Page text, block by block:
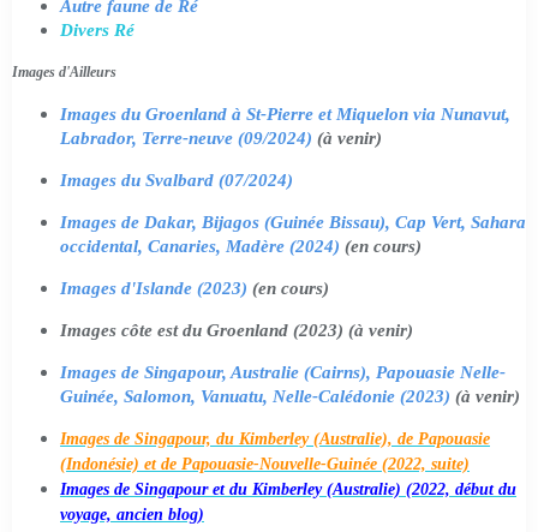
Autre faune de Ré
Divers Ré
Images d'Ailleurs
Images du Groenland à St-Pierre et Miquelon via Nunavut,
Labrador, Terre-neuve (09/2024) (à venir)
Images du Svalbard (07/2024)
Images de Dakar, Bijagos (Guinée Bissau), Cap Vert, Sahara
occidental, Canaries, Madère (2024) (en cours)
Images d'Islande (2023) (en cours)
Images côte est du Groenland (2023) (à venir)
Images de Singapour, Australie (Cairns), Papouasie Nelle-
Guinée, Salomon, Vanuatu, Nelle-Calédonie (2023) (à venir)
Images de Singapour, du Kimberley (Australie), de Papouasie
(Indonésie) et de Papouasie-Nouvelle-Guinée (2022, suite)
Images de Singapour et du Kimberley (Australie) (2022, début du
voyage, ancien blog)